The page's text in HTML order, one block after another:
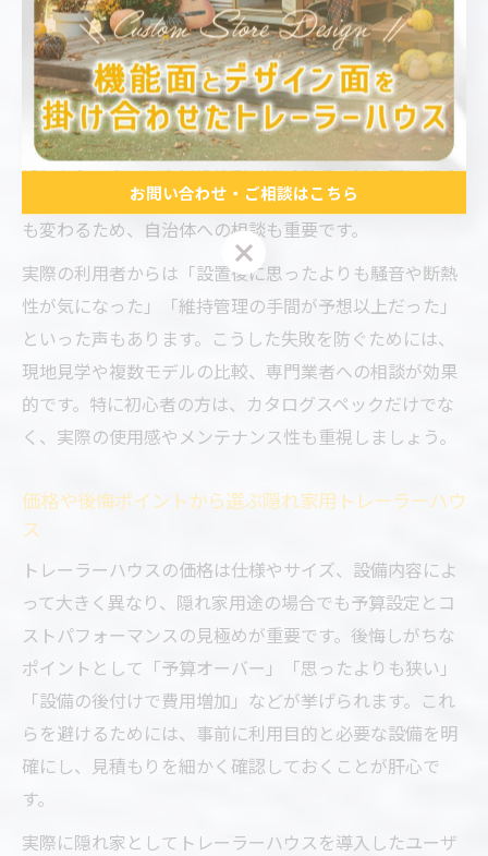
トレーラーハウスを隠れ家として選ぶ際には、設置場所
や法的条件、維持コストなど多角的な視点が必要です。
特に設置場所によっては上下水道や電気のインフラ整備
が難しいケースもあり、事前の確認が欠かせません。ま
た、トレーラーハウスは移動可能である一方、設置後の
固定資産税の有無や、用途による建築基準法の適用範囲
も変わるため、自治体への相談も重要です。
実際の利用者からは「設置後に思ったよりも騒音や断熱
性が気になった」「維持管理の手間が予想以上だった」
といった声もあります。こうした失敗を防ぐためには、
現地見学や複数モデルの比較、専門業者への相談が効果
的です。特に初心者の方は、カタログスペックだけでな
く、実際の使用感やメンテナンス性も重視しましょう。
価格や後悔ポイントから選ぶ隠れ家用トレーラーハウ
ス
トレーラーハウスの価格は仕様やサイズ、設備内容によ
って大きく異なり、隠れ家用途の場合でも予算設定とコ
ストパフォーマンスの見極めが重要です。後悔しがちな
ポイントとして「予算オーバー」「思ったよりも狭い」
「設備の後付けで費用増加」などが挙げられます。これ
らを避けるためには、事前に利用目的と必要な設備を明
確にし、見積もりを細かく確認しておくことが肝心で
す。
実際に隠れ家としてトレーラーハウスを導入したユーザ
お問い合わせ・ご相談はこちら
お問い合わせ・ご相談はこちら